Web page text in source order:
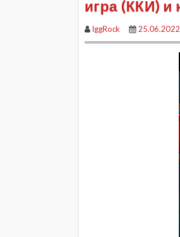
игра (ККИ) и
IggRock 25.06.2022